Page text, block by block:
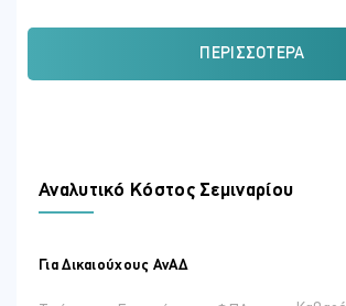
να διαχειρίζονται ορθά τα συμβόλαια
παράταση χρόνου) και να αποκτήσουν εφόδια που
οικοδομικής βιομηχανίας.
Γνωρίσουν τις βασικές πρόνοιες της
με τη Νομοθεσία και τα κριτήρια κατάταξής
ΠΕΡΙΣΣΌΤΕΡΑ
Αναλυτικό Κόστος Σεμιναρίου
Για Δικαιούχους ΑνΑΔ